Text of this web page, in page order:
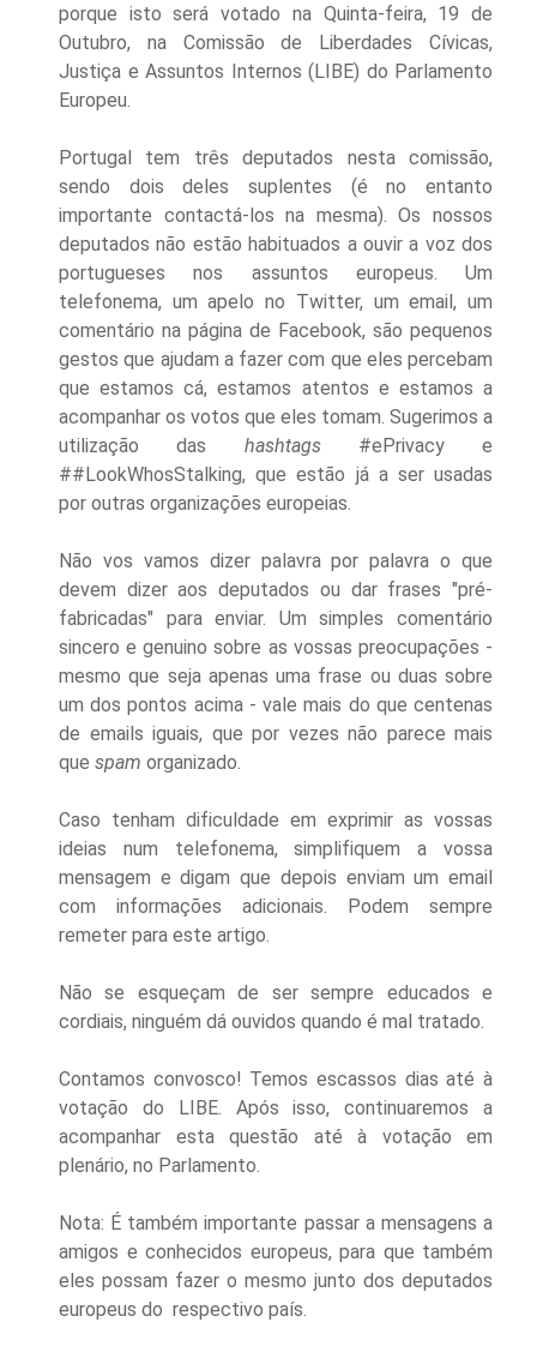
porque isto será votado na Quinta-feira, 19 de
Outubro, na Comissão de Liberdades Cívicas,
Justiça e Assuntos Internos (LIBE) do Parlamento
Europeu
Portugal tem três deputados nesta comissão,
sendo dois deles suplentes (é no entanto
importante contactá-los na mesma). Os nossos
deputados não estão habituados a ouvir a voz dos
portugueses nos assuntos europeus. Um
telefonema, um apelo no Twitter, um email, um
comentário na página de Facebook, são pequenos
gestos que ajudam a fazer com que eles percebam
que estamos cá, estamos atentos e estamos a
acompanhar os votos que eles tomam. Sugerimos a
utilização das hashtags#ePrivacy e
##LookWhosStalking, que estão já a ser usadas
por outras organizações europeias.
Não vos vamos dizer palavra por palavra o que
devem dizer aos deputados ou dar frases "pré-
fabricadas" para enviar. Um simples comentário
sincero e genuino sobre as vossas preocupações -
mesmo que seja apenas uma frase ou duas sobre
um dos pontos acima - vale mais do que centenas
de emails iguais, que por vezes não parece mais
que spam organizado.
Caso tenham dificuldade em exprimir as vossas
ideias num telefonema, simplifiquem a vossa
mensagem e digam que depois enviam um email
com informações adicionais. Podem sempre
remeter para este artigo.
Não se esqueçam de ser sempre educados e
cordiais, ninguém dá ouvidos quando é mal tratado.
Contamos convosco! Temos escassos dias até à
votação do LIBE. Após isso, continuaremos a
acompanhar esta questão até à votação em
plenário, no Parlamento.
Nota: É também importante passar a mensagens a
amigos e conhecidos europeus, para que também
eles possam fazer o mesmo junto dos deputados
europeus do respectivo país.